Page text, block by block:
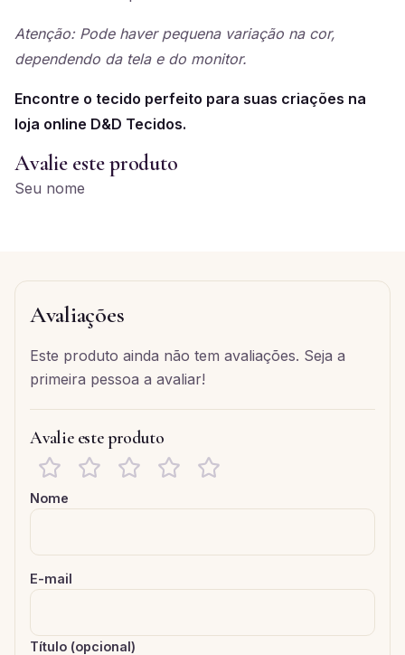
Atenção: Pode haver pequena variação na cor,
dependendo da tela e do monitor.
Encontre o tecido perfeito para suas criações na
loja online D&D Tecidos.
Avalie este produto
Seu nome
Avaliações
Este produto ainda não tem avaliações. Seja a
primeira pessoa a avaliar!
Avalie este produto
Nome
E-mail
Título (opcional)